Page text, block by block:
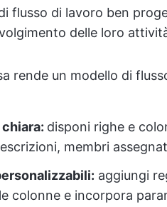
flusso di lavoro ben
delle loro
rende un modello di
disponi righe e
membri
aggiungi
colonne e incorpora